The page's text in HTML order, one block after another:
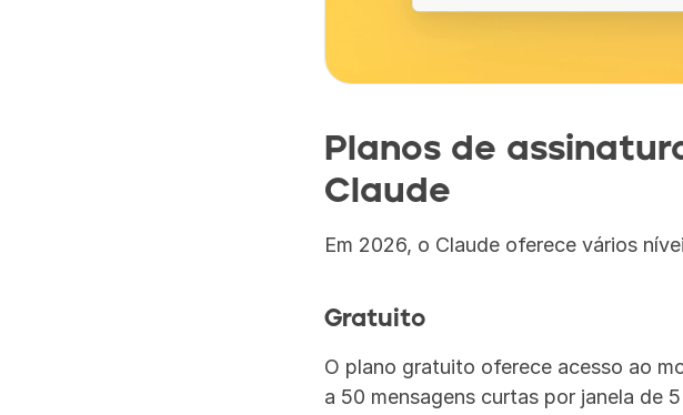
Planos de
Claude
Em 2026, o Claude oferece vários
Gratuito
O plano gratuito oferece acesso ao
a 50 mensagens curtas por janela de